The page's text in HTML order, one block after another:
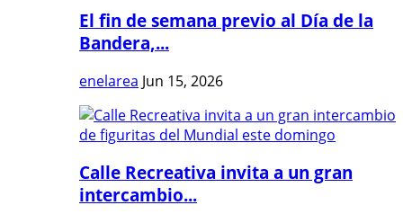
El fin de semana previo al Día de la
Bandera,...
enelarea Jun 15, 2026
Calle Recreativa invita a un gran
intercambio...